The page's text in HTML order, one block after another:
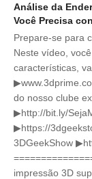
Análise da
Você Precisa
Prepare-se para
Neste vídeo,
características,
do nosso clube
▶http://bit.ly/
▶https://
3DGeekShow
impressão 3D